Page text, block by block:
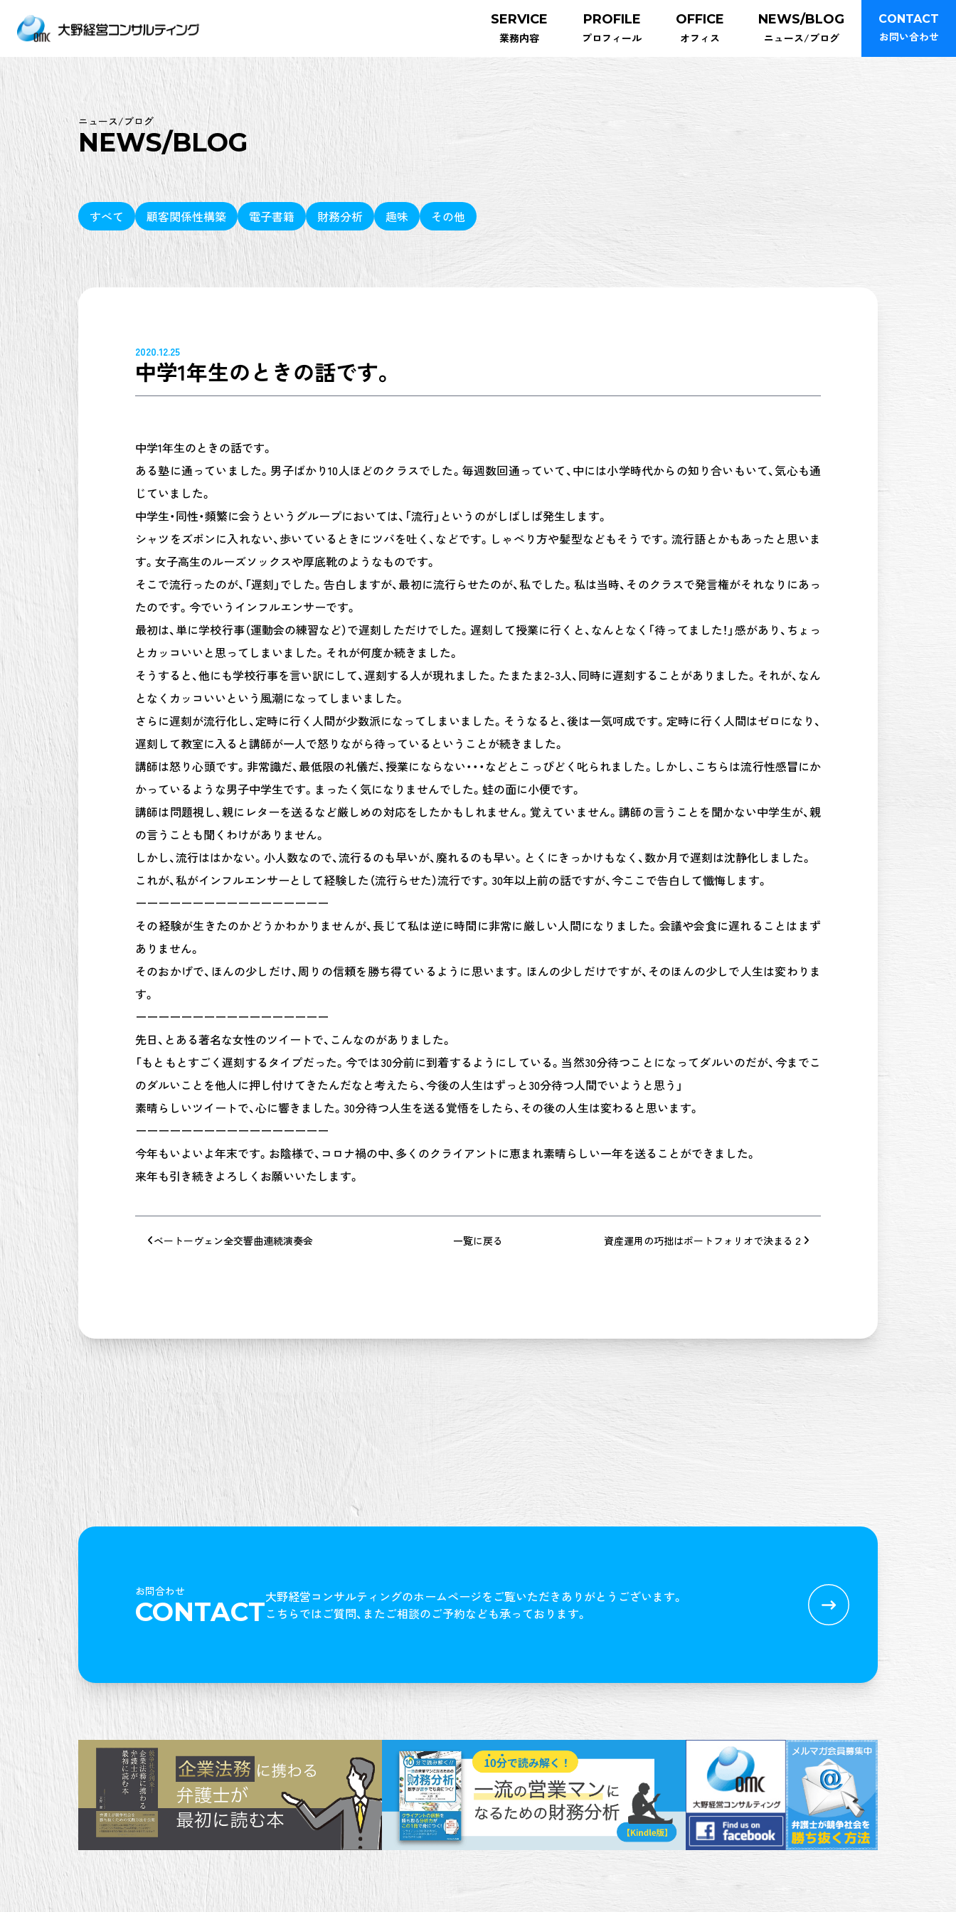
SERVICE
業務内容
PROFILE
プロフィール
OFFICE
オフィス
NEWS/BLOG
ニュース/ブログ
CONTACT
お問い合わせ
ニュース/ブログ
NEWS/BLOG
すべて 顧客関係性構築 電子書籍 財務分析 趣味 その他
2020.12.25
中学1年生のときの話です。
中学1年生のときの話です。
ある塾に通っていました。男子ばかり10人ほどのクラスでした。毎週数回通っていて、中には小学時代からの知り合いもいて、気心も通
じていました。
中学生・同性・頻繁に会うというグループにおいては、「流行」というのがしばしば発生します。
シャツをズボンに入れない、歩いているときにツバを吐く、などです。しゃべり方や髪型などもそうです。流行語とかもあったと思いま
す。女子高生のルーズソックスや厚底靴のようなものです。
そこで流行ったのが、「遅刻」でした。告白しますが、最初に流行らせたのが、私でした。私は当時、そのクラスで発言権がそれなりにあっ
たのです。今でいうインフルエンサーです。
最初は、単に学校行事（運動会の練習など）で遅刻しただけでした。遅刻して授業に行くと、なんとなく「待ってました！」感があり、ちょっ
とカッコいいと思ってしまいました。それが何度か続きました。
そうすると、他にも学校行事を言い訳にして、遅刻する人が現れました。たまたま2-3人、同時に遅刻することがありました。それが、なん
となくカッコいいという風潮になってしまいました。
さらに遅刻が流行化し、定時に行く人間が少数派になってしまいました。そうなると、後は一気呵成です。定時に行く人間はゼロになり、
遅刻して教室に入ると講師が一人で怒りながら待っているということが続きました。
講師は怒り心頭です。非常識だ、最低限の礼儀だ、授業にならない・・・などとこっぴどく叱られました。しかし、こちらは流行性感冒にか
かっているような男子中学生です。まったく気になりませんでした。蛙の面に小便です。
講師は問題視し、親にレターを送るなど厳しめの対応をしたかもしれません。覚えていません。講師の言うことを聞かない中学生が、親
の言うことも聞くわけがありません。
しかし、流行ははかない。小人数なので、流行るのも早いが、廃れるのも早い。とくにきっかけもなく、数か月で遅刻は沈静化しました。
これが、私がインフルエンサーとして経験した（流行らせた）流行です。30年以上前の話ですが、今ここで告白して懺悔します。
ーーーーーーーーーーーーーーーーー
その経験が生きたのかどうかわかりませんが、長じて私は逆に時間に非常に厳しい人間になりました。会議や会食に遅れることはまず
ありません。
そのおかげで、ほんの少しだけ、周りの信頼を勝ち得ているように思います。ほんの少しだけですが、そのほんの少しで人生は変わりま
す。
ーーーーーーーーーーーーーーーーー
先日、とある著名な女性のツイートで、こんなのがありました。
「もともとすごく遅刻するタイプだった。今では30分前に到着するようにしている。当然30分待つことになってダルいのだが、今までこ
のダルいことを他人に押し付けてきたんだなと考えたら、今後の人生はずっと30分待つ人間でいようと思う」
素晴らしいツイートで、心に響きました。30分待つ人生を送る覚悟をしたら、その後の人生は変わると思います。
ーーーーーーーーーーーーーーーーー
今年もいよいよ年末です。お陰様で、コロナ禍の中、多くのクライアントに恵まれ素晴らしい一年を送ることができました。
来年も引き続きよろしくお願いいたします。
ベートーヴェン全交響曲連続演奏会 一覧に戻る 資産運用の巧拙はポートフォリオで決まる２
お問合わせ
CONTACT大野経営コンサルティングのホームページをご覧いただきありがとうございます。
こちらではご質問、またご相談のご予約なども承っております。